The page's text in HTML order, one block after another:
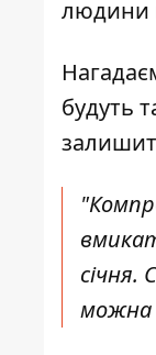
людини
будуть
можна